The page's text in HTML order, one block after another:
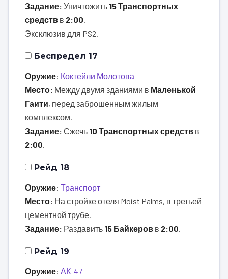
Задание: Уничтожить 15 Транспортных
средств в 2:00
Эксклюзив для PS2.
Беспредел 17
Оружие: Коктейли Молотова
Место: Между двумя зданиями в Маленькой
Гаити, перед заброшенным жилым
комплексом.
Задание: Сжечь 10 Транспортных средств в
2:00
Рейд 18
Оружие: Транспорт
Место: На стройке отеля Moist Palms, в третьей
цементной трубе.
Задание: Раздавить 15 Байкеров в 2:00
Рейд 19
Оружие: АК-47